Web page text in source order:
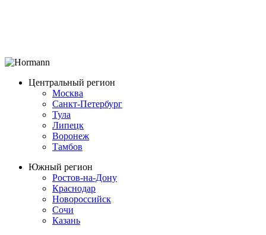
Центральный регион
Москва
Санкт-Петербург
Тула
Липецк
Воронеж
Тамбов
Южный регион
Ростов-на-Дону
Краснодар
Новороссийск
Сочи
Казань